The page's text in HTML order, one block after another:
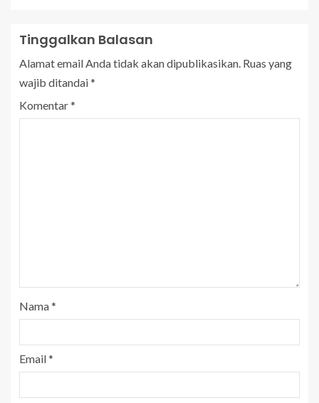
Tinggalkan Balasan
Alamat email Anda tidak akan dipublikasikan. Ruas yang
wajib ditandai*
Komentar*
Nama*
Email*